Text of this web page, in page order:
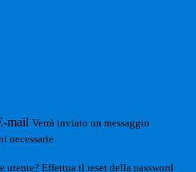
mail Verrà inviato un messaggio
necessarie.
utente? Effettua il reset della password